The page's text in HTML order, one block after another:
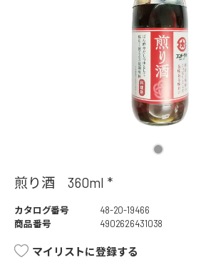
煎り酒 360ml *
カタログ番号
48-20-19466
商品番号
4902626431038
マイリストに登録する